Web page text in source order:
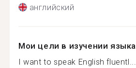
английский
Мои цели в изучении языка
I want to speak English fluentl...